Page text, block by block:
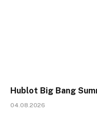
Hublot Big Bang
04.08.2026